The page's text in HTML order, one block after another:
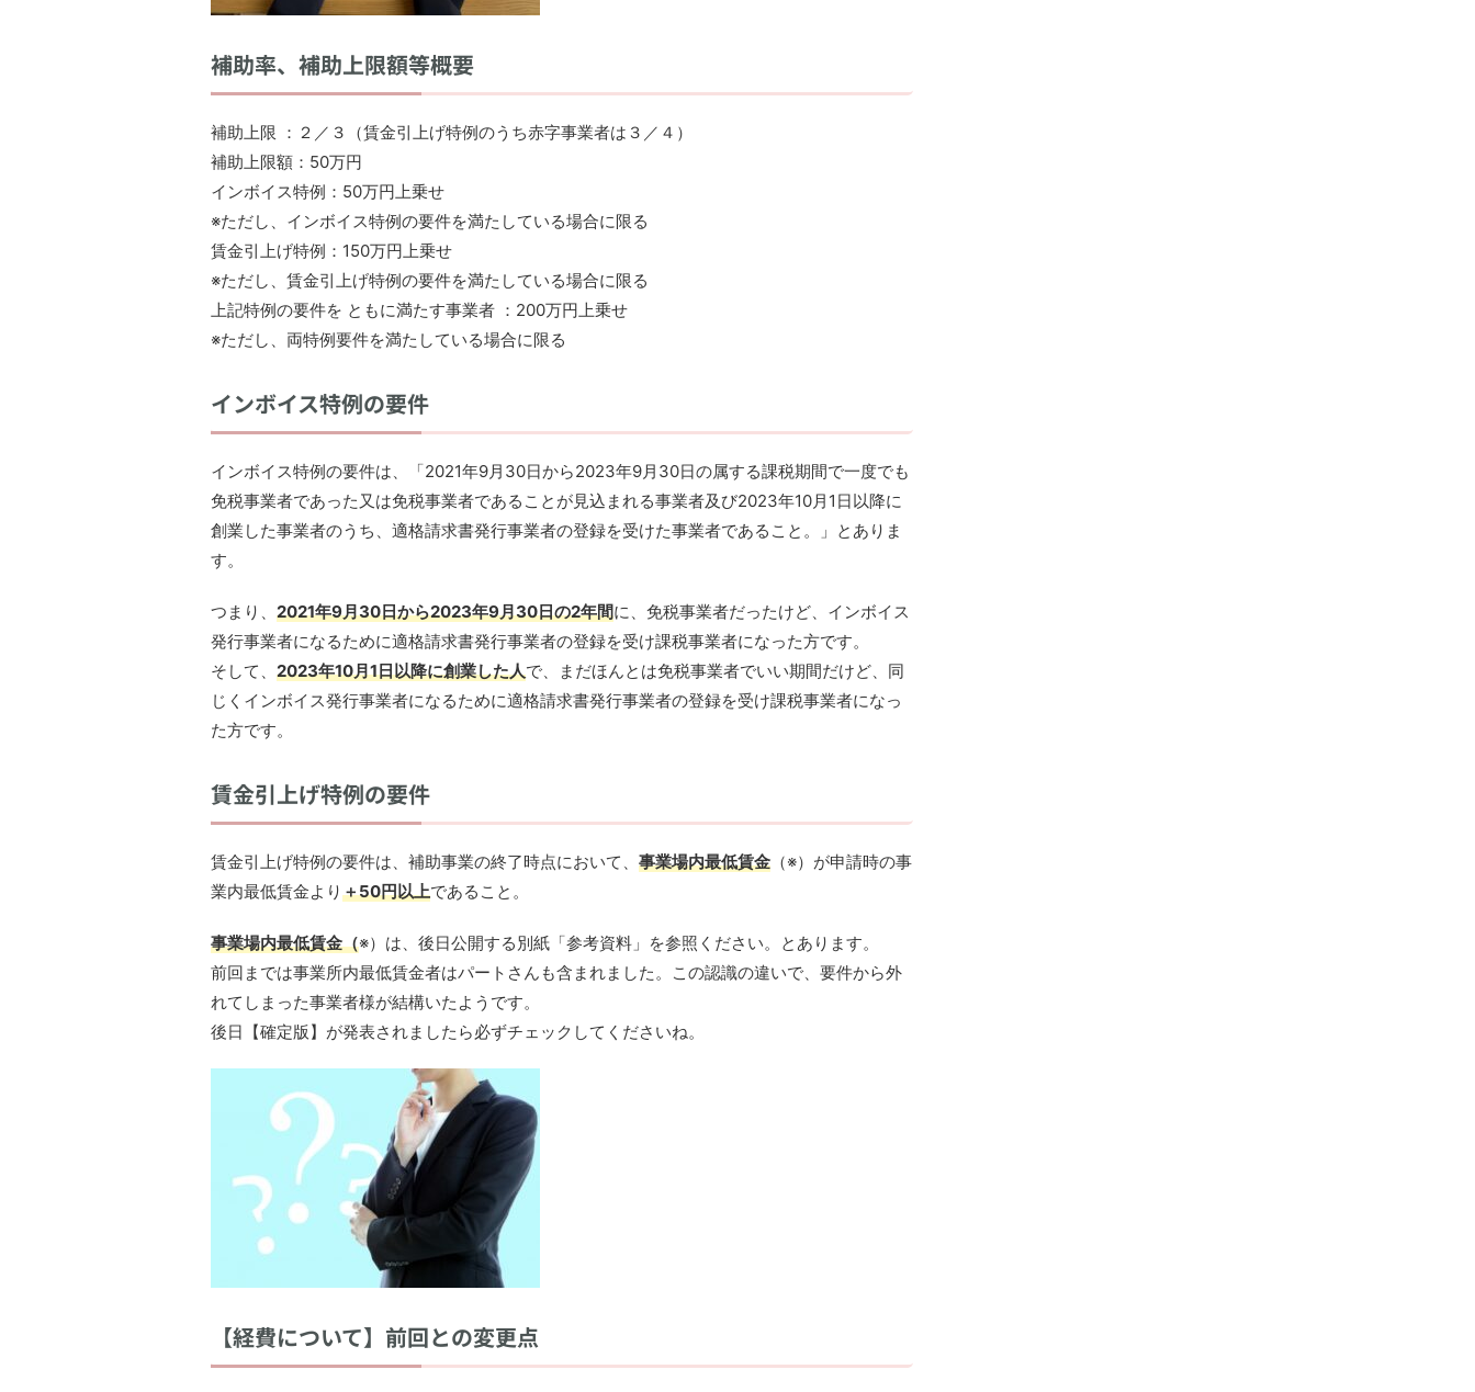
補助率、補助上限額等概要
補助上限 ：２／３（賃金引上げ特例のうち赤字事業者は３／４）
補助上限額：50万円
インボイス特例：50万円上乗せ
※ただし、インボイス特例の要件を満たしている場合に限る
賃金引上げ特例：150万円上乗せ
※ただし、賃金引上げ特例の要件を満たしている場合に限る
上記特例の要件を ともに満たす事業者 ：200万円上乗せ
※ただし、両特例要件を満たしている場合に限る
インボイス特例の要件
インボイス特例の要件は、「2021年9月30日から2023年9月30日の属する課税期間で一度でも
免税事業者であった又は免税事業者であることが見込まれる事業者及び2023年10月1日以降に
創業した事業者のうち、適格請求書発行事業者の登録を受けた事業者であること。」とありま
す。
つまり、 2021年9月30日から2023年9月30日の2年間に、免税事業者だったけど、インボイス
発行事業者になるために適格請求書発行事業者の登録を受け課税事業者になった方です。
そして、 2023年10月1日以降に創業した人で、まだほんとは免税事業者でいい期間だけど、同
じくインボイス発行事業者になるために適格請求書発行事業者の登録を受け課税事業者になっ
た方です。
賃金引上げ特例の要件
賃金引上げ特例の要件は、補助事業の終了時点において、 事業場内最低賃金 （※）が申請時の事
業内最低賃金より＋50円以上であること。
事業場内最低賃金（※）は、後日公開する別紙「参考資料」を参照ください。とあります。
前回までは事業所内最低賃金者はパートさんも含まれました。この認識の違いで、要件から外
れてしまった事業者様が結構いたようです。
後日【確定版】が発表されましたら必ずチェックしてくださいね。
【経費について】前回との変更点